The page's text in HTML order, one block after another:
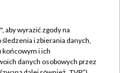
TVP
aby wyrazić zgody na
i zbierania danych,
końcowym i ich
danych osobowych przez